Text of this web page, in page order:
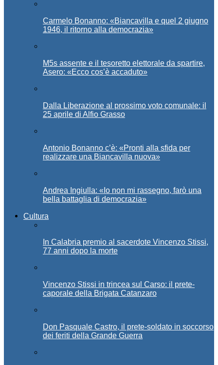
Carmelo Bonanno: «Biancavilla e quel 2 giugno
1946, il ritorno alla democrazia»
M5s assente e il tesoretto elettorale da spartire,
Asero: «Ecco cos’è accaduto»
Dalla Liberazione al prossimo voto comunale: il
25 aprile di Alfio Grasso
Antonio Bonanno c’è: «Pronti alla sfida per
realizzare una Biancavilla nuova»
Andrea Ingiulla: «Io non mi rassegno, farò una
bella battaglia di democrazia»
Cultura
In Calabria premio al sacerdote Vincenzo Stissi,
77 anni dopo la morte
Vincenzo Stissi in trincea sul Carso: il prete-
caporale della Brigata Catanzaro
Don Pasquale Castro, il prete-soldato in soccorso
dei feriti della Grande Guerra